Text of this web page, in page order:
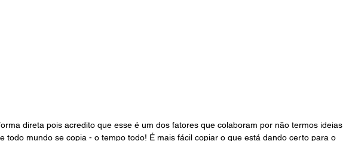
direta pois acredito que esse é um dos fatores que colaboram por não termos ideias
todo mundo se copia - o tempo todo! É mais fácil copiar o que está dando certo para o